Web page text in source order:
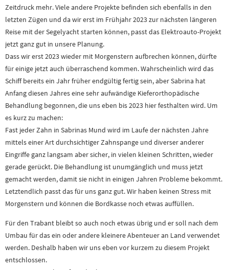
Zeitdruck mehr. Viele andere Projekte befinden sich ebenfalls in den
letzten Zügen und da wir erst im Frühjahr 2023 zur nächsten längeren
Reise mit der Segelyacht starten können, passt das Elektroauto-Projekt
jetzt ganz gut in unsere Planung.
Dass wir erst 2023 wieder mit Morgenstern aufbrechen können, dürfte
für einige jetzt auch überraschend kommen. Wahrscheinlich wird das
Schiff bereits ein Jahr früher endgültig fertig sein, aber Sabrina hat
Anfang diesen Jahres eine sehr aufwändige Kieferorthopädische
Behandlung begonnen, die uns eben bis 2023 hier festhalten wird. Um
es kurz zu machen:
Fast jeder Zahn in Sabrinas Mund wird im Laufe der nächsten Jahre
mittels einer Art durchsichtiger Zahnspange und diverser anderer
Eingriffe ganz langsam aber sicher, in vielen kleinen Schritten, wieder
gerade gerückt. Die Behandlung ist unumgänglich und muss jetzt
gemacht werden, damit sie nicht in einigen Jahren Probleme bekommt.
Letztendlich passt das für uns ganz gut. Wir haben keinen Stress mit
Morgenstern und können die Bordkasse noch etwas auffüllen.
Für den Trabant bleibt so auch noch etwas übrig und er soll nach dem
Umbau für das ein oder andere kleinere Abenteuer an Land verwendet
werden. Deshalb haben wir uns eben vor kurzem zu diesem Projekt
entschlossen.